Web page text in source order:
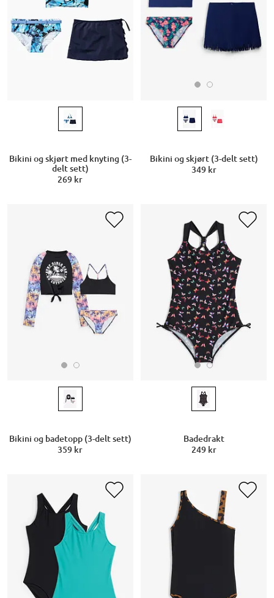
Bikini og skjørt med knyting (3-
delt sett)
269 kr
Bikini og skjørt (3-delt sett)
349 kr
Bikini og badetopp (3-delt sett)
359 kr
Badedrakt
249 kr